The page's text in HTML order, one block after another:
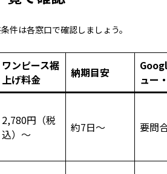
件は各窓口で確認しましょう。
ワンピース裾
上げ料金
納期目安
ュー
2,780円（税
込）～
約7日～ 要問